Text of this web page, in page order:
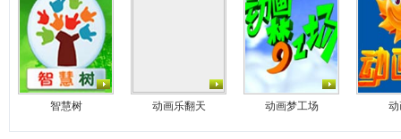
智慧树 动画乐翻天 动画梦工场 动